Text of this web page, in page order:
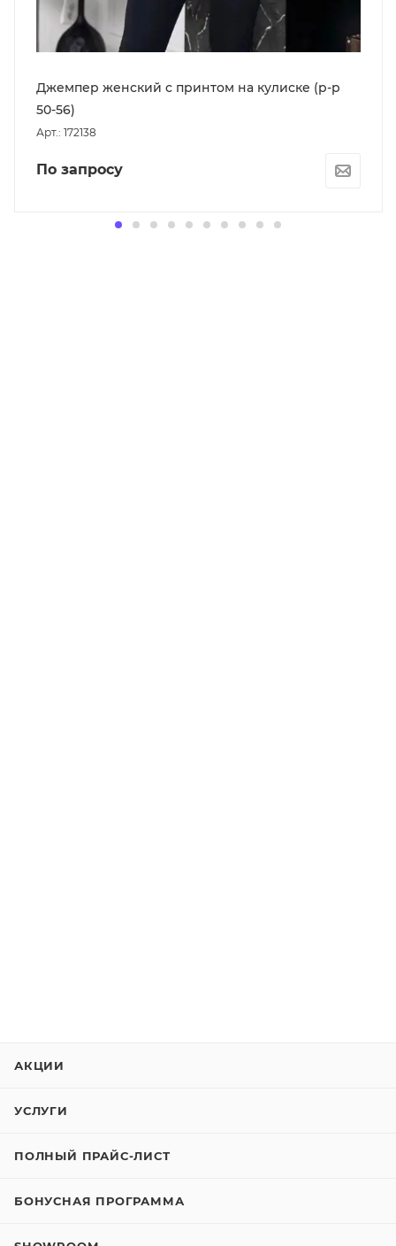
Джемпер женский с принтом на кулиске (р-р
50-56)
Арт.: 172138
По запросу
АКЦИИ
УСЛУГИ
ПОЛНЫЙ ПРАЙС-ЛИСТ
БОНУСНАЯ ПРОГРАММА